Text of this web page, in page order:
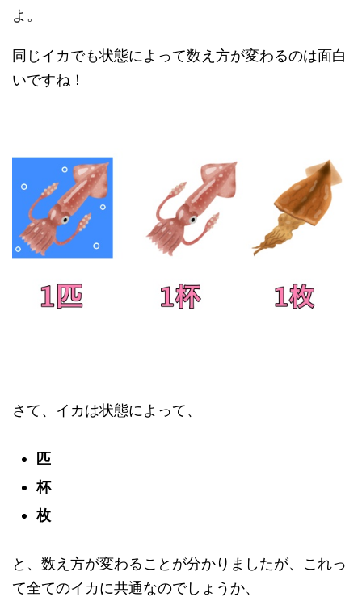
よ。
同じイカでも状態によって数え方が変わるのは面白
いですね！
さて、イカは状態によって、
匹
杯
枚
と、数え方が変わることが分かりましたが、これっ
て全てのイカに共通なのでしょうか、